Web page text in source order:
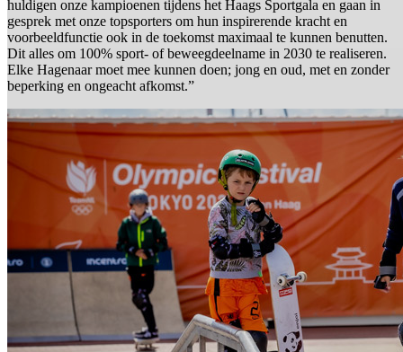
huldigen onze kampioenen tijdens het Haags Sportgala en gaan in
gesprek met onze topsporters om hun inspirerende kracht en
voorbeeldfunctie ook in de toekomst maximaal te kunnen benutten.
Dit alles om 100% sport- of beweegdeelname in 2030 te realiseren.
Elke Hagenaar moet mee kunnen doen; jong en oud, met en zonder
beperking en ongeacht afkomst.”